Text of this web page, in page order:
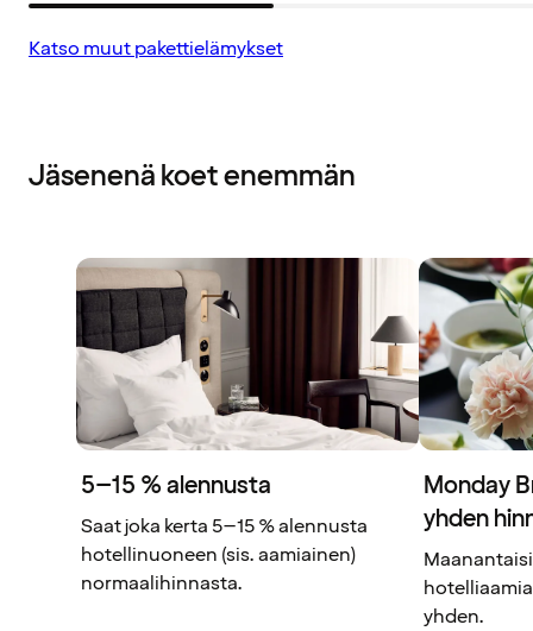
Katso muut pakettielämykset
Jäsenenä koet enemmän
5–15 % alennusta
Saat joka kerta 5–15 % alennusta
hotellinuoneen (sis. aamiainen)
normaalihinnasta.
Monday
yhden
yhden.